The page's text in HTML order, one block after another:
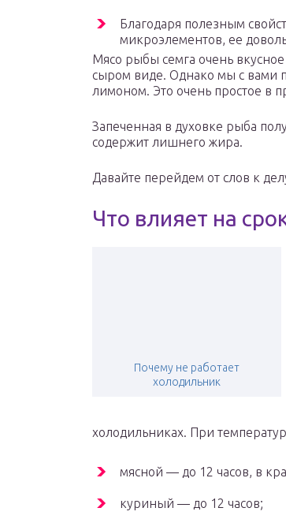
Благодаря полезным
микроэлементов, ее
Мясо рыбы семга очень
сыром виде. Однако мы с вами
лимоном. Это очень простое в
Запеченная в духовке рыба
содержит лишнего жира.
Давайте перейдем от слов к
Что влияет на
Почему не работает
холодильник
холодильниках. При
мясной — до 12 часов, в
куриный — до 12 часов;